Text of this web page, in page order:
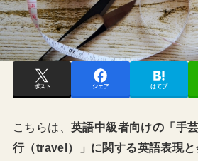
ポスト シェア はてブ
こちらは、 英語中級者向けの「手
行（travel）」に関する英語表現